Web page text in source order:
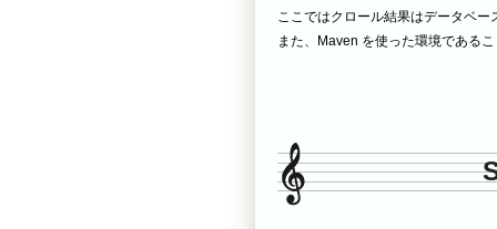
ここではクロール結果はデータベ
また、Maven を使った環境である